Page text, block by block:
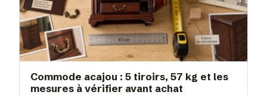
Commode acajou : 5 tiroirs, 57 kg et les
mesures à vérifier avant achat